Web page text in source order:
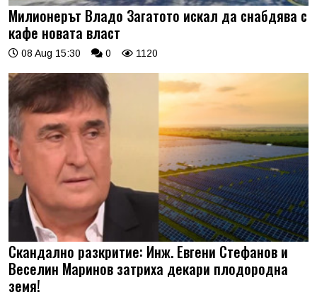
Милионерът Владо Загатото искал да снабдява с
кафе новата власт
08 Aug 15:30 0 1120
Скандално разкритие: Инж. Евгени Стефанов и
Веселин Маринов затриха декари плодородна
земя!